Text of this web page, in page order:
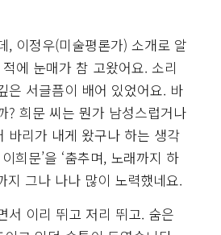
, 이정우(미술평론가) 소개로 알
에 눈매가 참 고왔어요. 소리
은 서글픔이 배어 있었어요. 바
? 희문 씨는 뭔가 남성스럽거나
바리가 내게 왔구나 하는 생각
희문’을 ‘춤추며, 노래까지 하
지 그나 나나 많이 노력했네요.
서 이리 뛰고 저리 뛰고. 숨은